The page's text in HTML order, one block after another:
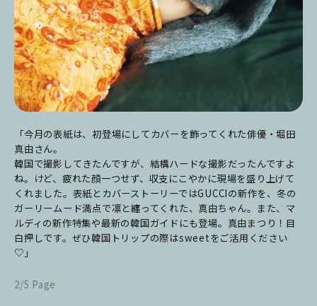
「今月の表紙は、初登場にしてカバーを飾ってくれた俳優・堀田
真由さん。
韓国で撮影してきたんですが、結構ハードな撮影だったんですよ
ね。けど、疲れた顔一つせず、収支にこやかに現場を盛り上げて
くれました。 表紙とカバーストーリーではGUCCIの新作を、冬の
ガーリームード満点で凛と纏ってくれた、真由ちゃん。 また、マ
ルディの新作特集や最新の韓国ガイドにも登場。真由まつり！目
白押しです。ぜひ韓国トリップの際はsweetをご活用ください
♡」
2/5 Page